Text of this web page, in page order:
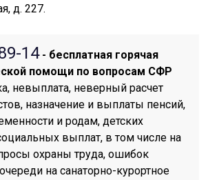
д. 227.
14- бесплатная горячая
помощи по вопросам CФР
невыплата, неверный расчет
назначение и выплаты пенсий,
и родам, детских
выплат, в том числе на
охраны труда, ошибок
на санаторно-курортное